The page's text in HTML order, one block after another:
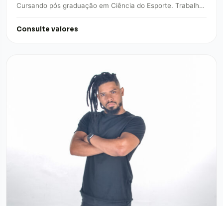
Cursando pós graduação em Ciência do Esporte. Trabalho
Consulte valores